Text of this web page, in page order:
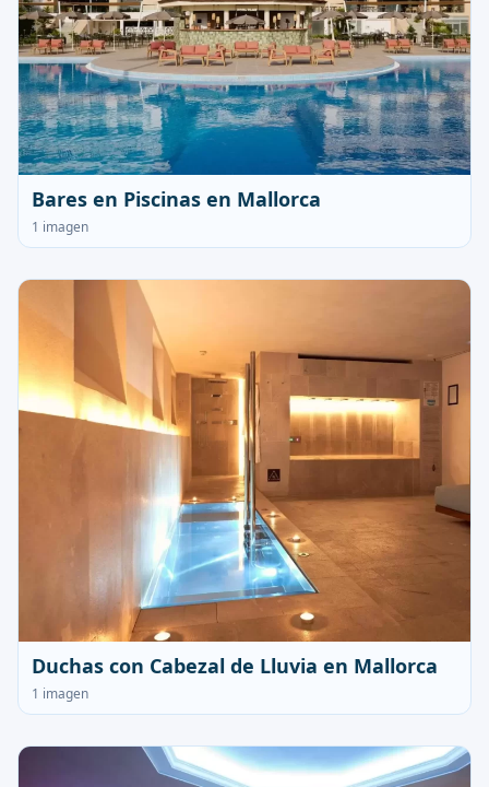
Bares en Piscinas en Mallorca
1 imagen
Duchas con Cabezal de Lluvia en Mallorca
1 imagen